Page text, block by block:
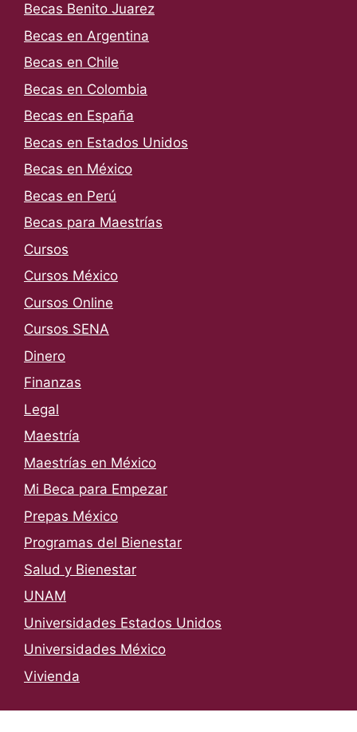
Becas Benito Juarez
Becas en Argentina
Becas en Chile
Becas en Colombia
Becas en España
Becas en Estados Unidos
Becas en México
Becas en Perú
Becas para Maestrías
Cursos
Cursos México
Cursos Online
Cursos SENA
Dinero
Finanzas
Legal
Maestría
Maestrías en México
Mi Beca para Empezar
Prepas México
Programas del Bienestar
Salud y Bienestar
UNAM
Universidades Estados Unidos
Universidades México
Vivienda